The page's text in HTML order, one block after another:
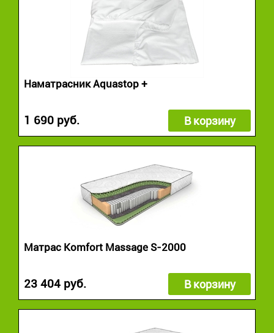
Наматрасник Aquastop +
1 690 руб. В корзину
Матрас Komfort Massage S-2000
23 404 руб. В корзину